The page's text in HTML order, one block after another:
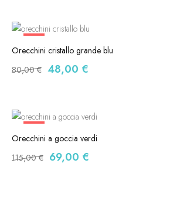
-40%
Orecchini cristallo grande blu
80,00€ 48,00 €
-40%
Orecchini a goccia verdi
115,00€ 69,00 €